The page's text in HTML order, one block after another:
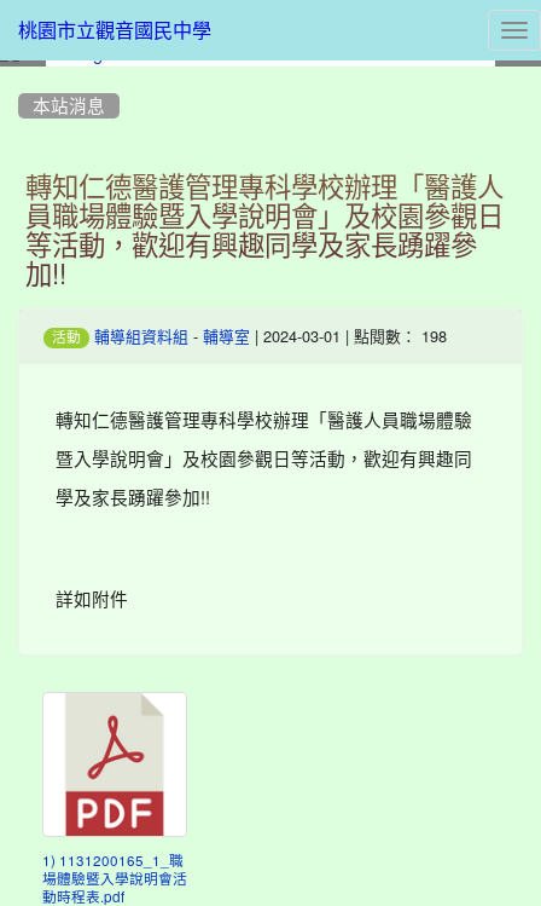
桃園市立觀音國民中學
本站消息
轉知仁德醫護管理專科學校辦理「醫護人
員職場體驗暨入學說明會」及校園參觀日
等活動，歡迎有興趣同學及家長踴躍參
加!!
活動 輔導組資料組 - 輔導室 | 2024-03-01 | 點閱數： 198
轉知仁德醫護管理專科學校辦理「醫護人員職場體驗
暨入學說明會」及校園參觀日等活動，歡迎有興趣同
學及家長踴躍參加!!
詳如附件
1) 1131200165_1_職
場體驗暨入學說明會活
動時程表.pdf